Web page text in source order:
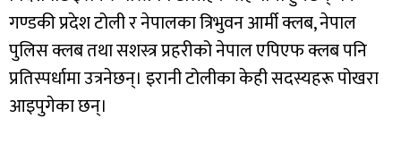
गण्डकी प्रदेश टोली र नेपालका त्रिभुवन आर्मी क्लब, नेपाल
पुलिस क्लब तथा सशस्त्र प्रहरीको नेपाल एपिएफ क्लब पनि
प्रतिस्पर्धामा उत्रनेछन्। इरानी टोलीका केही सदस्यहरू पोखरा
आइपुगेका छन्।